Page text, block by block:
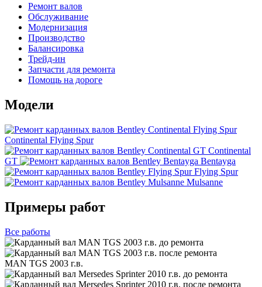
Ремонт валов
Обслуживание
Модернизация
Производство
Балансировка
Трейд-ин
Запчасти для ремонта
Помощь на дороге
Модели
Continental Flying Spur
Continental
GT
Bentayga
Flying Spur
Mulsanne
Примеры работ
Все работы
MAN TGS 2003 г.в.